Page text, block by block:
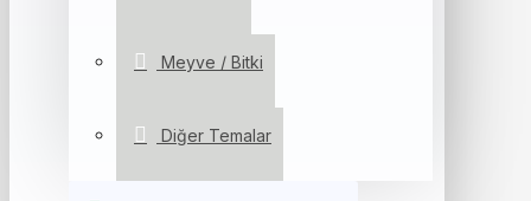
Meyve / Bitki
Diğer Temalar